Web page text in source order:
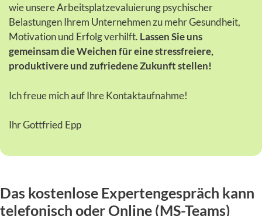
wie unsere Arbeitsplatzevaluierung psychischer
Belastungen Ihrem Unternehmen zu mehr Gesundheit,
Motivation und Erfolg verhilft. Lassen Sie uns
gemeinsam die Weichen für eine stressfreiere,
produktivere und zufriedene Zukunft stellen!
Ich freue mich auf Ihre Kontaktaufnahme!
Ihr Gottfried Epp
Das kostenlose Expertengespräch kann
telefonisch oder Online (MS-Teams)